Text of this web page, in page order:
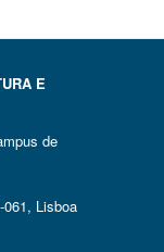
E
de
Lisboa